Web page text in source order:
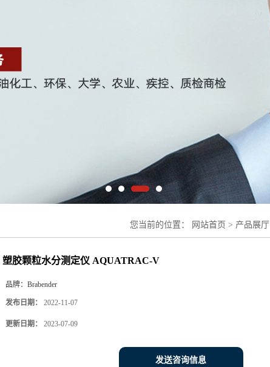
您当前的位置： 网站首页 > 产品展厅
塑胶颗粒水分测定仪 AQUATRAC-V
品牌： Brabender
发布日期： 2022-11-07
更新日期： 2023-07-09
发送咨询信息